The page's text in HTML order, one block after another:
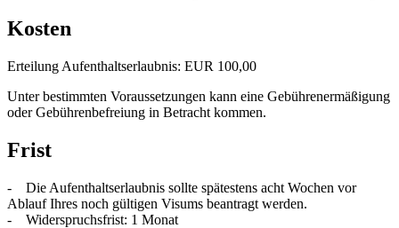
Kosten
Erteilung Aufenthaltserlaubnis: EUR 100,00
Unter bestimmten Voraussetzungen kann eine Gebührenermäßigung
oder Gebührenbefreiung in Betracht kommen.
Frist
- Die Aufenthaltserlaubnis sollte spätestens acht Wochen vor
Ablauf Ihres noch gültigen Visums beantragt werden.
- Widerspruchsfrist: 1 Monat